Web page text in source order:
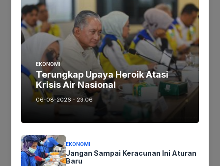
Ikutikami :
Tinggalkan komentar
Komentar
EKONOMI
Terungkap Upaya Heroik Atasi
Krisis Air Nasional
06-08-2026 - 23.06
EKONOMI
Jangan Sampai Keracunan Ini Aturan
Baru